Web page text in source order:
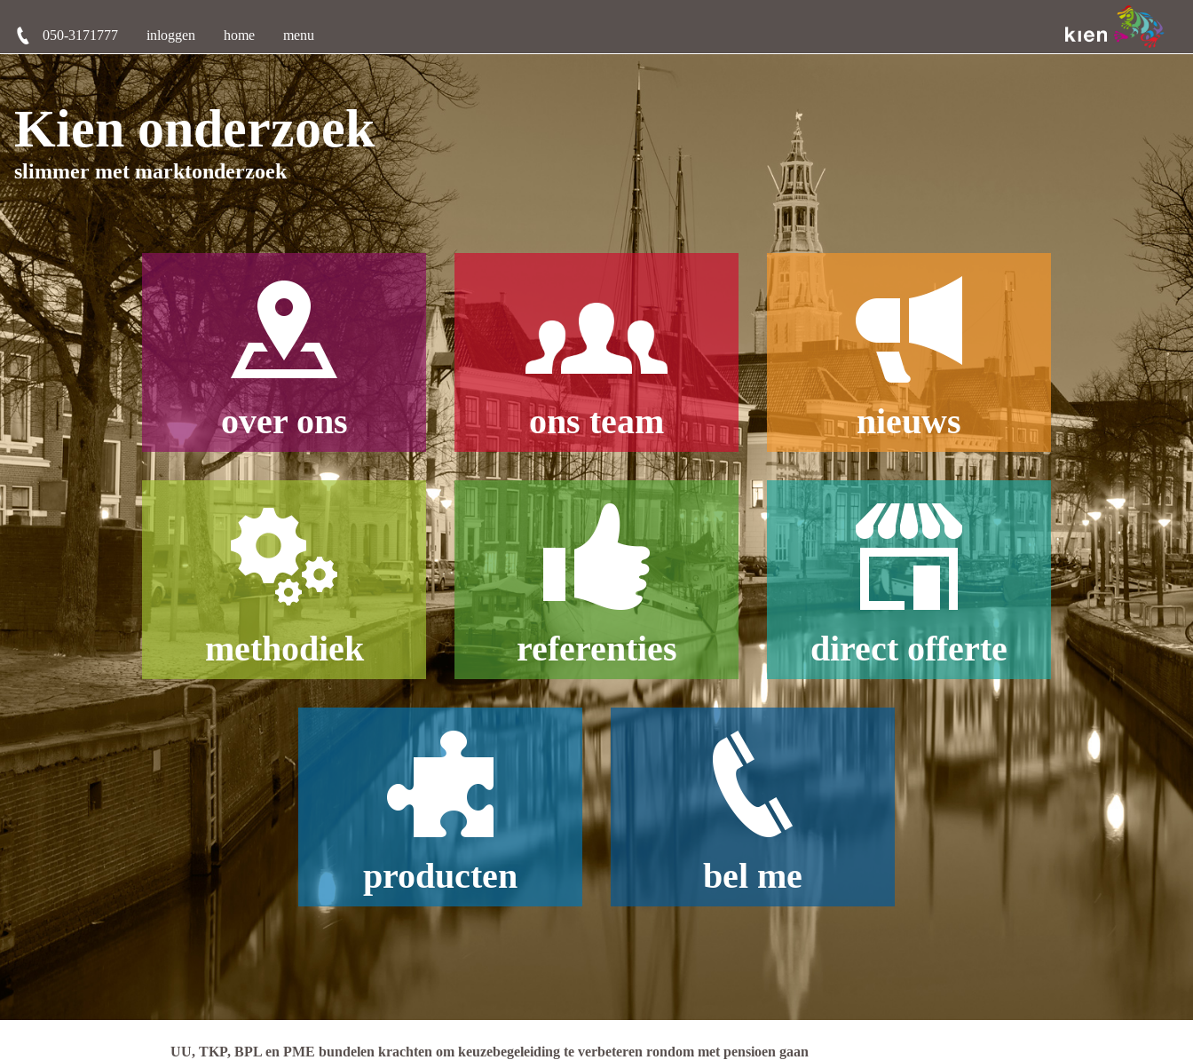
050-3171777 inloggen home menu
Kien onderzoek
slimmer met marktonderzoek
over ons ons team nieuws
methodiek referenties direct offerte
producten bel me
UU, TKP, BPL en PME bundelen krachten om keuzebegeleiding te verbeteren rondom met pensioen gaan